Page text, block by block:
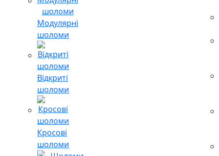
Модулярні
шоломи
Відкриті
шоломи
Кросові
шоломи